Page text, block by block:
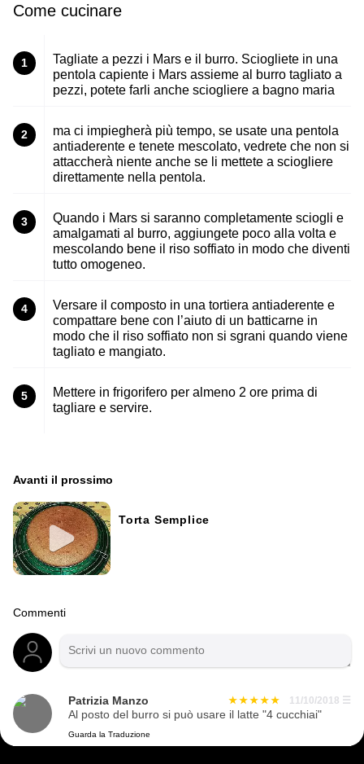
Come cucinare
1
Tagliate a pezzi i Mars e il burro. Sciogliete in una
pentola capiente i Mars assieme al burro tagliato a
pezzi, potete farli anche sciogliere a bagno maria
2
ma ci impiegherà più tempo, se usate una pentola
antiaderente e tenete mescolato, vedrete che non si
attaccherà niente anche se li mettete a sciogliere
direttamente nella pentola.
3
Quando i Mars si saranno completamente sciogli e
amalgamati al burro, aggiungete poco alla volta e
mescolando bene il riso soffiato in modo che diventi
tutto omogeneo.
4
Versare il composto in una tortiera antiaderente e
compattare bene con l’aiuto di un batticarne in
modo che il riso soffiato non si sgrani quando viene
tagliato e mangiato.
5
Mettere in frigorifero per almeno 2 ore prima di
tagliare e servire.
Avanti il ​​prossimo
Torta Semplice
Commenti
Patrizia Manzo 11/10/2018 ☰
Al posto del burro si può usare il latte "4 cucchiai"
Guarda la Traduzione